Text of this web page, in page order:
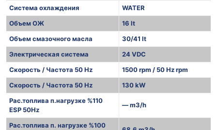
Система охлаждения
WATER
Объем ОЖ
16 lt
Объем смазочного масла
30/41 lt
Электрическая система
24 VDC
Скорость / Частота 50 Hz
1500 rpm / 50 Hz rpm
Скорость / Частота 50 Hz
130 kW
Рас.топлива п.нагрузке %110
ESP 50Hz
— m3/h
Рас.топлива п. нагрузке %100